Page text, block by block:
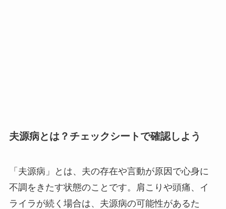
夫源病とは？チェックシートで確認しよう
「夫源病」とは、夫の存在や言動が原因で心身に
不調をきたす状態のことです。肩こりや頭痛、イ
ライラが続く場合は、夫源病の可能性があるた